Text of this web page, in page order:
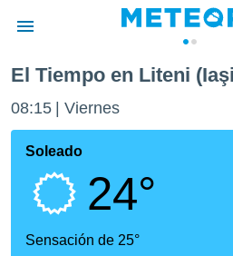
de
por
que se
calidad.
a este
las
El Tiempo en Liteni
08:15 Viernes
Soleado
24°
Sensación de 25°